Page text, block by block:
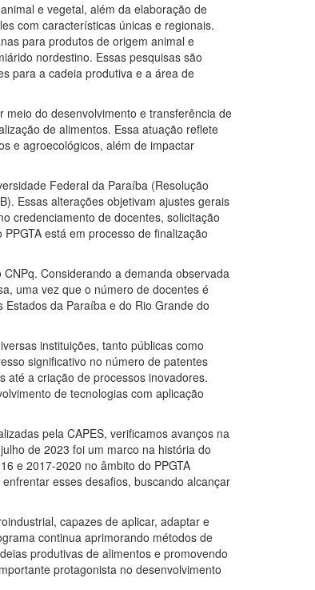
e vegetal, além da elaboração de
com características únicas e regionais.
para produtos de origem animal e
nordestino. Essas pesquisas são
para a cadeia produtiva e a área de
meio do desenvolvimento e transferência de
de alimentos. Essa atuação reflete
e agroecológicos, além de impactar
Federal da Paraíba (Resolução
Essas alterações objetivam ajustes gerais
credenciamento de docentes, solicitação
está em processo de finalização
Considerando a demanda observada
uma vez que o número de docentes é
da Paraíba e do Rio Grande do
instituições, tanto públicas como
significativo no número de patentes
até a criação de processos inovadores.
de tecnologias com aplicação
pela CAPES, verificamos avanços na
de 2023 foi um marco na história do
e 2017-2020 no âmbito do PPGTA
esses desafios, buscando alcançar
capazes de aplicar, adaptar e
continua aprimorando métodos de
produtivas de alimentos e promovendo
protagonista no desenvolvimento